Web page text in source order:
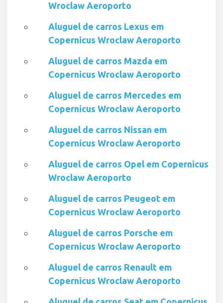
Wroclaw Aeroporto
Aluguel de carros Lexus em
Copernicus Wroclaw Aeroporto
Aluguel de carros Mazda em
Copernicus Wroclaw Aeroporto
Aluguel de carros Mercedes em
Copernicus Wroclaw Aeroporto
Aluguel de carros Nissan em
Copernicus Wroclaw Aeroporto
Aluguel de carros Opel em Copernicus
Wroclaw Aeroporto
Aluguel de carros Peugeot em
Copernicus Wroclaw Aeroporto
Aluguel de carros Porsche em
Copernicus Wroclaw Aeroporto
Aluguel de carros Renault em
Copernicus Wroclaw Aeroporto